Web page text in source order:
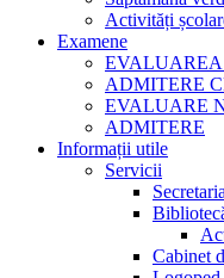
Activități
Examene
EVALUAREA
ADMITERE
EVALUARE
ADMITERE
Informații utile
Servicii
Cabinet